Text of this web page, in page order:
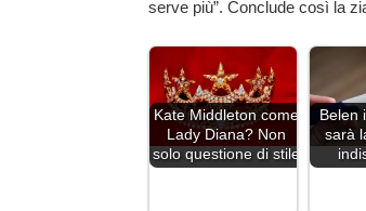
serve più”. Conclude così la
Kate Middleton come
Lady Diana? Non
solo questione di stile
Belen
sarà